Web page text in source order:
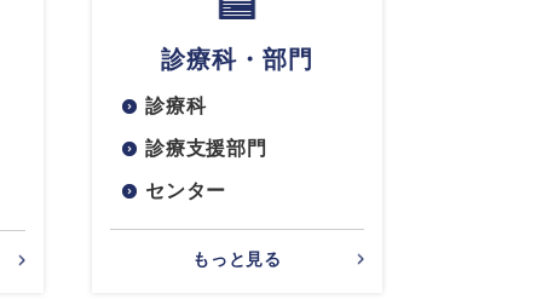
診療科・部門
診療科
診療支援部門
センター
もっと見る